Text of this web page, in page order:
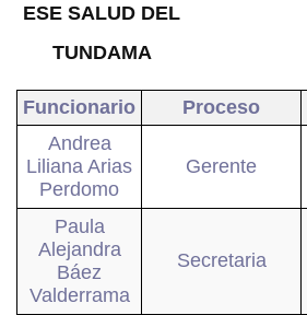
ESE SALUD DEL
TUNDAMA
Funcionario Proceso
Andrea
Liliana Arias
Perdomo
Gerente
Paula
Alejandra
Báez
Valderrama
Secretaria